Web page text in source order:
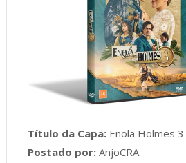
Título da Capa:Enola Holmes 3
Postado por:AnjoCRA